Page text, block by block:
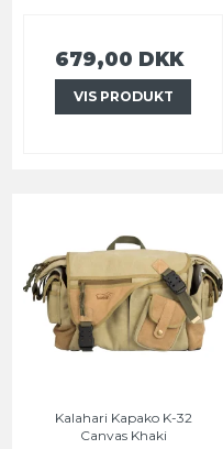
679,00 DKK
VIS PRODUKT
Kalahari Kapako K-32
Canvas Khaki